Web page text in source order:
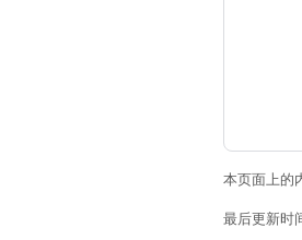
本页面上的
最后更新时